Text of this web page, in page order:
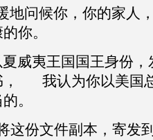
地问候你，你的家人
你。
威夷王国国王身份
， 我认为你以美国
。
这份文件副本，寄发